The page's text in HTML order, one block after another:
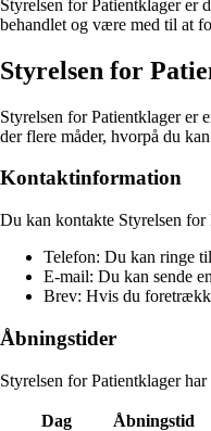
Styrelsen for Patientklager er
behandlet og være med til at
Styrelsen for
Styrelsen for Patientklager er
der flere måder, hvorpå du
Kontaktinformation
Du kan kontakte Styrelsen for
Telefon: Du kan ringe
E-mail: Du kan sende
Brev: Hvis du
Åbningstider
Styrelsen for Patientklager
Dag
Åbningstid